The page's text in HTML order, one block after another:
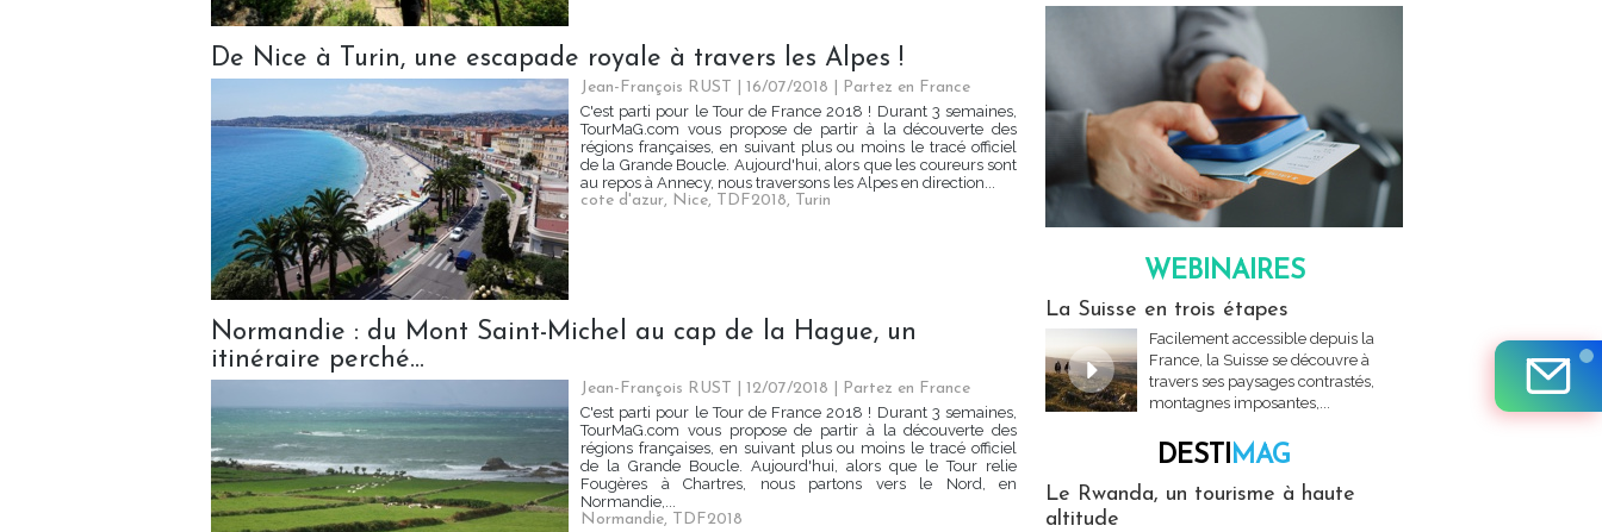
De Nice à Turin, une escapade royale à travers les Alpes !
Jean-François RUST | 16/07/2018
Partez en France
C'est parti pour le Tour de France 2018 ! Durant 3 semaines,
TourMaG.com vous propose de partir à la découverte des
régions françaises, en suivant plus ou moins le tracé officiel
de la Grande Boucle. Aujourd'hui, alors que les coureurs sont
au repos à Annecy, nous traversons les Alpes en direction...
cote d'azur, Nice, TDF2018, Turin
Normandie : du Mont Saint-Michel au cap de la Hague, un
itinéraire perché...
Jean-François RUST | 12/07/2018
Partez en France
C'est parti pour le Tour de France 2018 ! Durant 3 semaines,
TourMaG.com vous propose de partir à la découverte des
régions françaises, en suivant plus ou moins le tracé officiel
de la Grande Boucle. Aujourd'hui, alors que le Tour relie
Fougères à Chartres, nous partons vers le Nord, en
Normandie,...
Normandie, TDF2018
WEBINAIRES
La Suisse en trois étapes
Facilement accessible depuis la
France, la Suisse se découvre à
travers ses paysages contrastés,
montagnes imposantes,...
DESTIMAG
Le Rwanda, un tourisme à haute
altitude